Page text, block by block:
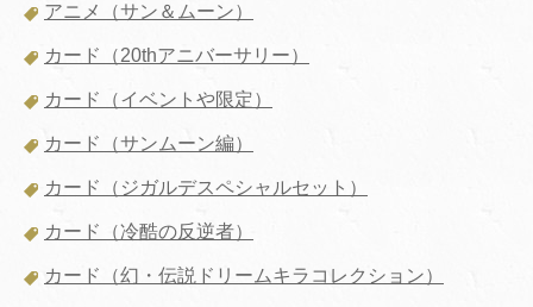
アニメ（サン＆ムーン）
カード（20thアニバーサリー）
カード（イベントや限定）
カード（サンムーン編）
カード（ジガルデスペシャルセット）
カード（冷酷の反逆者）
カード（幻・伝説ドリームキラコレクション）